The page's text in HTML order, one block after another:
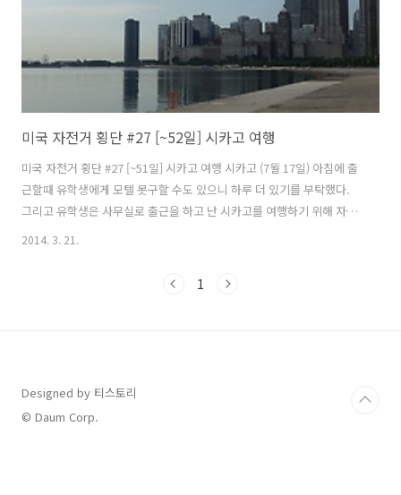
미국 자전거 횡단 #27 [~52일] 시카고 여행
미국 자전거 횡단 #27 [~51일] 시카고 여행 시카고 (7월 17일) 아침에 출
근할때 유학생에게 모텔 못구할 수도 있으니 하루 더 있기를 부탁했다.
그리고 유학생은 사무실로 출근을 하고 난 시카고를 여행하기 위해 자전
거를 타고 다운타운으로 나왔다. 시카고는 미국에서 3번째로 큰 도시이
수(Lake Michigan)의 크기는 5만 7757㎢이나 되며 남한면적의 60%에
2014. 3. 21.
1
Designed by 티스토리
© Daum Corp.